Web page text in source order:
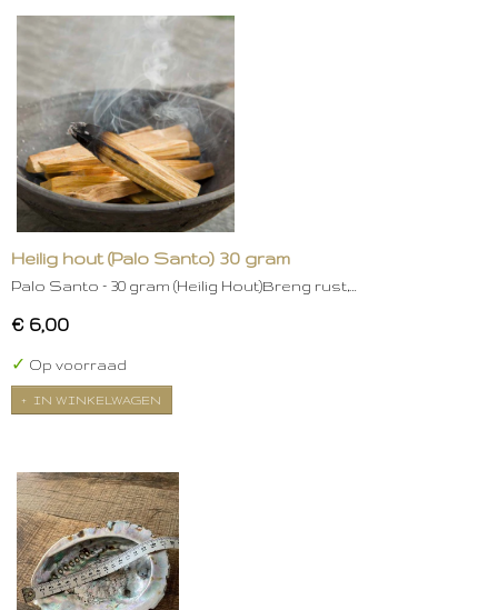
Heilig hout (Palo Santo) 30 gram
Palo Santo – 30 gram (Heilig Hout)Breng rust,…
€ 6,00
✓ Op voorraad
IN WINKELWAGEN